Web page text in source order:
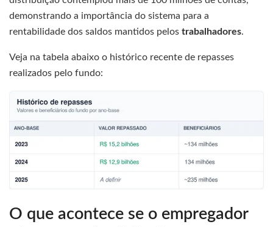
demonstrando a importância do sistema para a
rentabilidade dos saldos mantidos pelos trabalhadores.
Veja na tabela abaixo o histórico recente de repasses
realizados pelo fundo:
O que acontece se o empregador